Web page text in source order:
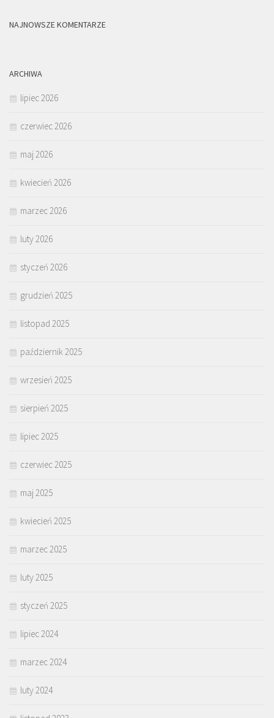
NAJNOWSZE KOMENTARZE
ARCHIWA
lipiec 2026
czerwiec 2026
maj 2026
kwiecień 2026
marzec 2026
luty 2026
styczeń 2026
grudzień 2025
listopad 2025
październik 2025
wrzesień 2025
sierpień 2025
lipiec 2025
czerwiec 2025
maj 2025
kwiecień 2025
marzec 2025
luty 2025
styczeń 2025
lipiec 2024
marzec 2024
luty 2024